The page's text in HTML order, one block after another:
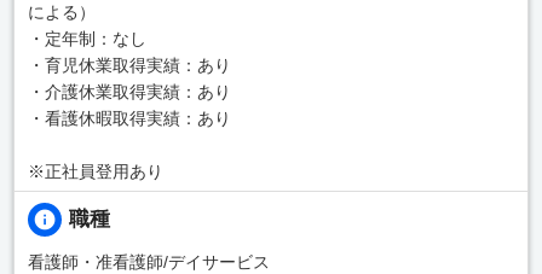
による）
・定年制：なし
・育児休業取得実績：あり
・介護休業取得実績：あり
・看護休暇取得実績：あり
※正社員登用あり
職種
看護師・准看護師/デイサービス